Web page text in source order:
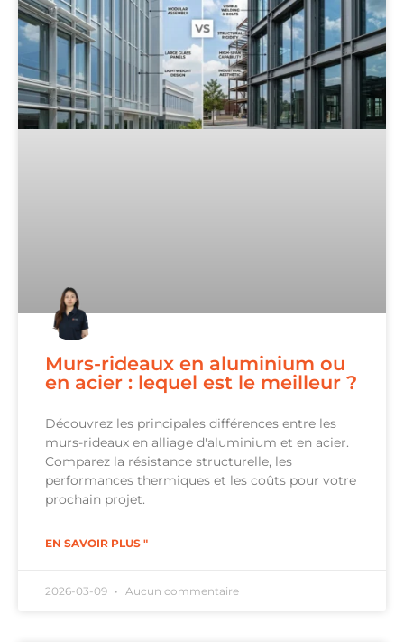
Murs-rideaux en aluminium ou
en acier : lequel est le meilleur ?
Découvrez les principales différences entre les
murs-rideaux en alliage d'aluminium et en acier.
Comparez la résistance structurelle, les
performances thermiques et les coûts pour votre
prochain projet.
EN SAVOIR PLUS "
2026-03-09 Aucun commentaire